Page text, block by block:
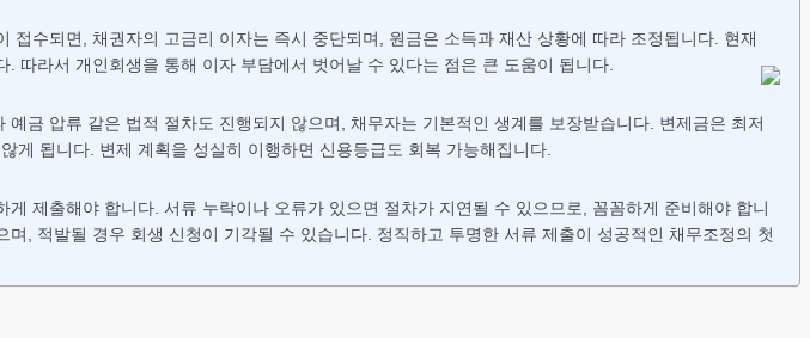
수되면, 채권자의 고금리 이자는 즉시 중단되며, 원금은 소득과 재산 상황에 따라 조정됩니다. 현재
따라서 개인회생을 통해 이자 부담에서 벗어날 수 있다는 점은 큰 도움이 됩니다.
금 압류 같은 법적 절차도 진행되지 않으며, 채무자는 기본적인 생계를 보장받습니다. 변제금은 최저
됩니다. 변제 계획을 성실히 이행하면 신용등급도 회복 가능해집니다.
제출해야 합니다. 서류 누락이나 오류가 있으면 절차가 지연될 수 있으므로, 꼼꼼하게 준비해야 합니
, 적발될 경우 회생 신청이 기각될 수 있습니다. 정직하고 투명한 서류 제출이 성공적인 채무조정의 첫